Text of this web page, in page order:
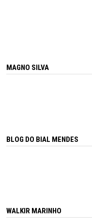
MAGNO SILVA
BLOG DO BIAL MENDES
WALKIR MARINHO